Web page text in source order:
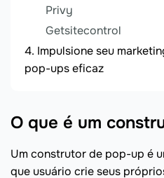
Privy
Getsitecontrol
Impulsione seu
pop-ups eficaz
O que é um
Um construtor de pop-up é
que usuário crie seus